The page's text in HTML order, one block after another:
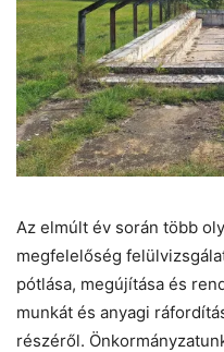
Az elmúlt év során több
megfelelőség
pótlása, megújítása és
munkát és anyagi
részéről.